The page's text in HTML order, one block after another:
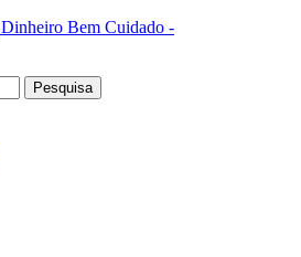
Dinheiro Bem Cuidado -